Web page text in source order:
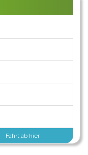
Fahrt ab hier